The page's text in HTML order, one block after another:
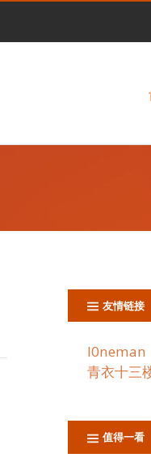
友情链接
l0neman
青衣十三
值得一看